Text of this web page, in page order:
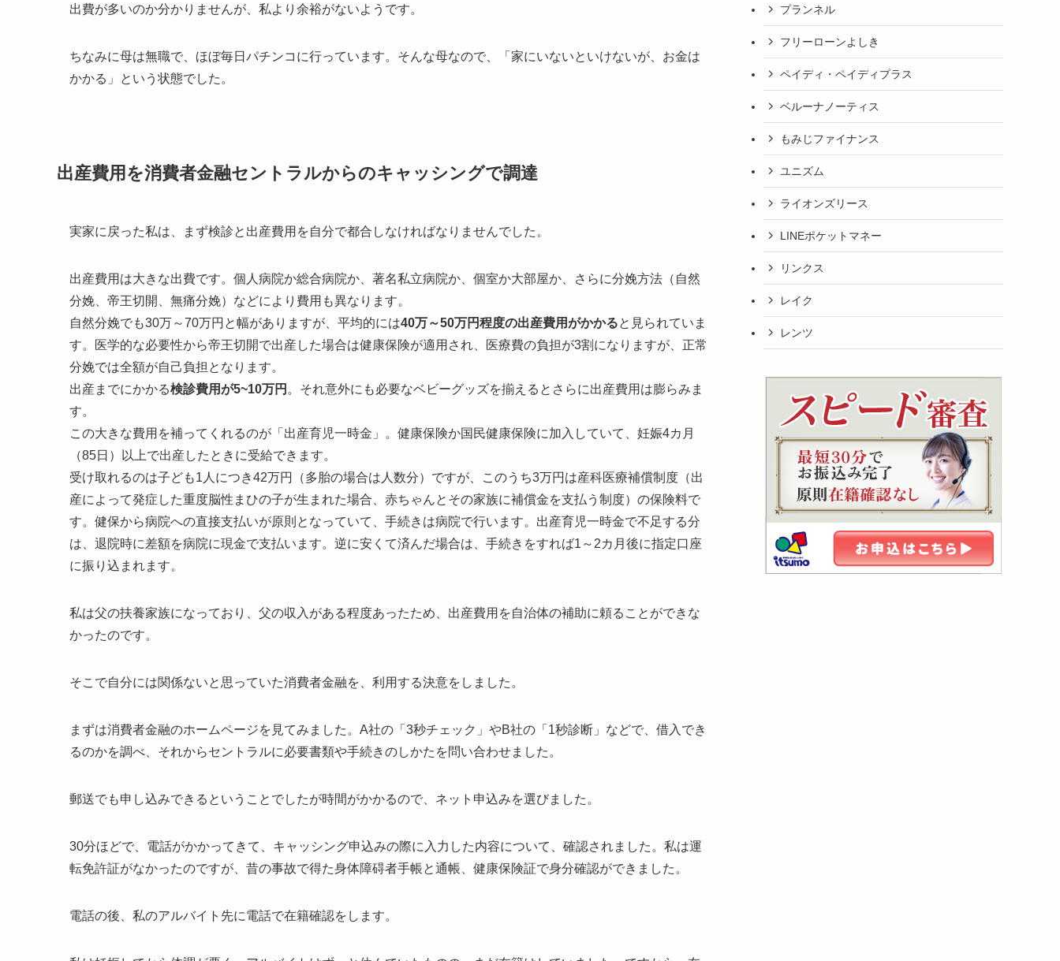
出費が多いのか分かりませんが、私より余裕がないようです。
ちなみに母は無職で、ほぼ毎日パチンコに行っています。そんな母なので、「家にいないといけないが、お金は
かかる」という状態でした。
出産費用を消費者金融セントラルからのキャッシングで調達
実家に戻った私は、まず検診と出産費用を自分で都合しなければなりませんでした。
出産費用は大きな出費です。個人病院か総合病院か、著名私立病院か、個室か大部屋か、さらに分娩方法（自然
分娩、帝王切開、無痛分娩）などにより費用も異なります。
自然分娩でも30万～70万円と幅がありますが、平均的には40万～50万円程度の出産費用がかかると見られていま
す。医学的な必要性から帝王切開で出産した場合は健康保険が適用され、医療費の負担が3割になりますが、正常
分娩では全額が自己負担となります。
出産までにかかる検診費用が5~10万円 。それ意外にも必要なベビーグッズを揃えるとさらに出産費用は膨らみま
す。
この大きな費用を補ってくれるのが「出産育児一時金」。健康保険か国民健康保険に加入していて、妊娠4カ月
（85日）以上で出産したときに受給できます。
受け取れるのは子ども1人につき42万円（多胎の場合は人数分）ですが、このうち3万円は産科医療補償制度（出
産によって発症した重度脳性まひの子が生まれた場合、赤ちゃんとその家族に補償金を支払う制度）の保険料で
す。健保から病院への直接支払いが原則となっていて、手続きは病院で行います。出産育児一時金で不足する分
は、退院時に差額を病院に現金で支払います。逆に安くて済んだ場合は、手続きをすれば1～2カ月後に指定口座
に振り込まれます。
私は父の扶養家族になっており、父の収入がある程度あったため、出産費用を自治体の補助に頼ることができな
かったのです。
そこで自分には関係ないと思っていた消費者金融を、利用する決意をしました。
まずは消費者金融のホームページを見てみました。A社の「3秒チェック」やB社の「1秒診断」などで、借入でき
るのかを調べ、それからセントラルに必要書類や手続きのしかたを問い合わせました。
郵送でも申し込みできるということでしたが時間がかかるので、ネット申込みを選びました。
30分ほどで、電話がかかってきて、キャッシング申込みの際に入力した内容について、確認されました。私は運
転免許証がなかったのですが、昔の事故で得た身体障碍者手帳と通帳、健康保険証で身分確認ができました。
電話の後、私のアルバイト先に電話で在籍確認をします。
プランネル
フリーローンよしき
ペイディ・ペイディプラス
ベルーナノーティス
もみじファイナンス
ユニズム
ライオンズリース
LINEポケットマネー
リンクス
レイク
レンツ